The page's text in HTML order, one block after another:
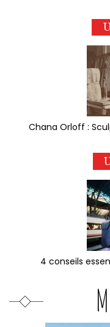
Chana Orloff :
4 conseils